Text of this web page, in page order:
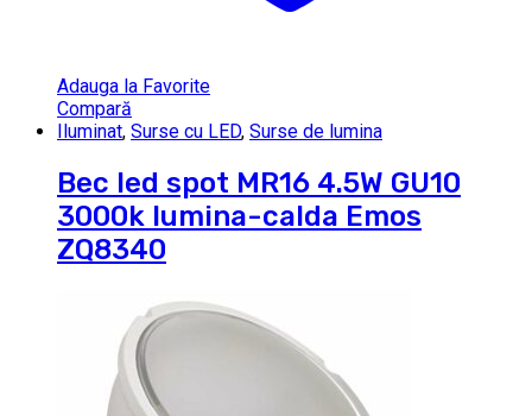
Adauga la Favorite
Compară
Iluminat, Surse cu LED, Surse de lumina
Bec led spot MR16 4.5W GU10
3000k lumina-calda Emos
ZQ8340